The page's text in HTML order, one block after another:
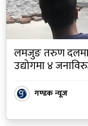
लमजुङ तरुण दलमा
उद्योगमा ४
गण्डक न्यूज